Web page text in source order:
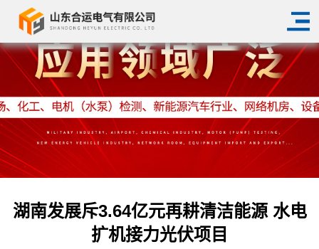
湖南发展斥3.64亿元再耕清洁能源 水电
扩机接力光伏项目